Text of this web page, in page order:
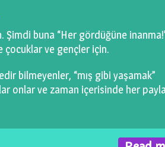
Şimdi buna “Her gördüğüne
çocuklar ve gençler için.
bilmeyenler, “mış gibi yaşamak”
onlar ve zaman içerisinde her